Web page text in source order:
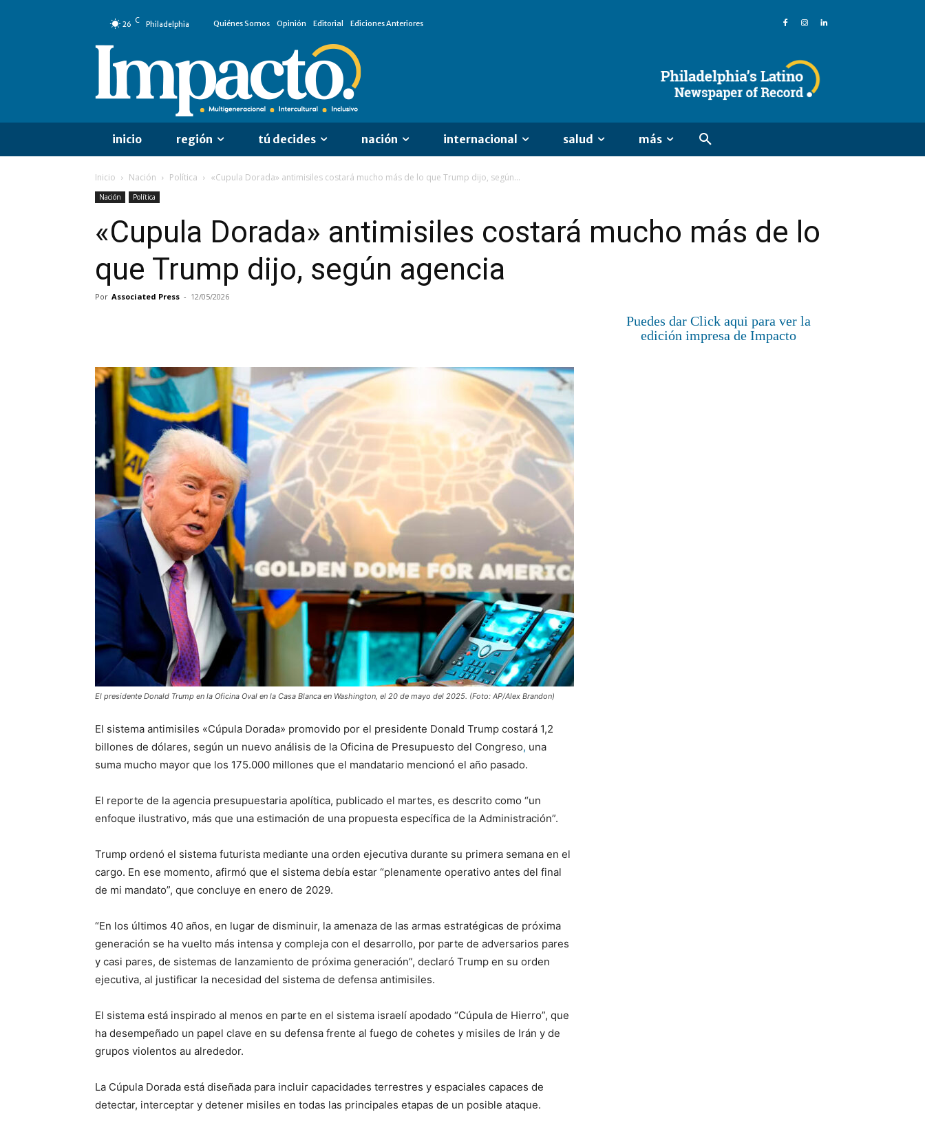
26 C Philadelphia Quiénes Somos Opinión Editorial Ediciones Anteriores
inicio región tú decides nación internacional salud más
Inicio Nación Política «Cupula Dorada» antimisiles costará mucho más de lo que Trump dijo, según...
Nación Política
«Cupula Dorada» antimisiles costará mucho más de lo
que Trump dijo, según agencia
Por Associated Press - 12/05/2026
El presidente Donald Trump en la Oficina Oval en la Casa Blanca en Washington, el 20 de mayo del 2025. (Foto: AP/Alex Brandon)
El sistema antimisiles «Cúpula Dorada» promovido por el presidente Donald Trump costará 1,2
billones de dólares, según un nuevo análisis de la Oficina de Presupuesto del Congreso, una
suma mucho mayor que los 175.000 millones que el mandatario mencionó el año pasado.
El reporte de la agencia presupuestaria apolítica, publicado el martes, es descrito como “un
enfoque ilustrativo, más que una estimación de una propuesta específica de la Administración”.
Trump ordenó el sistema futurista mediante una orden ejecutiva durante su primera semana en el
cargo. En ese momento, afirmó que el sistema debía estar “plenamente operativo antes del final
de mi mandato”, que concluye en enero de 2029.
“En los últimos 40 años, en lugar de disminuir, la amenaza de las armas estratégicas de próxima
generación se ha vuelto más intensa y compleja con el desarrollo, por parte de adversarios pares
y casi pares, de sistemas de lanzamiento de próxima generación”, declaró Trump en su orden
ejecutiva, al justificar la necesidad del sistema de defensa antimisiles.
El sistema está inspirado al menos en parte en el sistema israelí apodado “Cúpula de Hierro”, que
ha desempeñado un papel clave en su defensa frente al fuego de cohetes y misiles de Irán y de
grupos violentos au alrededor.
La Cúpula Dorada está diseñada para incluir capacidades terrestres y espaciales capaces de
detectar, interceptar y detener misiles en todas las principales etapas de un posible ataque.
Puedes dar Click aqui para ver la
edición impresa de Impacto